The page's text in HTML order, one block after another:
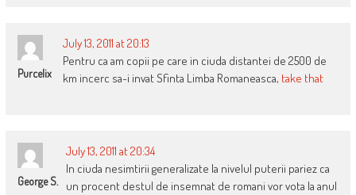
Purcelix
July 13, 2011 at 20:13
Pentru ca am copii pe care in ciuda distantei de 2500 de
km incerc sa-i invat Sfinta Limba Romaneasca, take that
George S.
July 13, 2011 at 20:34
In ciuda nesimtirii generalizate la nivelul puterii pariez ca
un procent destul de insemnat de romani vor vota la anul